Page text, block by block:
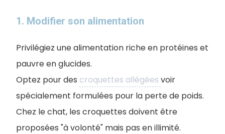
1. Modifier son alimentation
Privilégiez une alimentation riche en protéines et
pauvre en glucides.
Optez pour des croquettes allégées voir
spécialement formulées pour la perte de poids.
Chez le chat, les croquettes doivent être
proposées "à volonté" mais pas en illimité.